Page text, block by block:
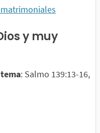
y muy
: Salmo 139:13-16,